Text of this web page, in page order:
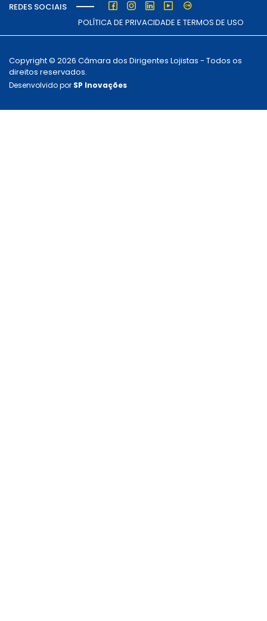
REDES SOCIAIS
POLÍTICA DE PRIVACIDADE E TERMOS DE USO
Copyright © 2026 Câmara dos Dirigentes Lojistas - Todos os
direitos reservados.
Desenvolvido por SP Inovações